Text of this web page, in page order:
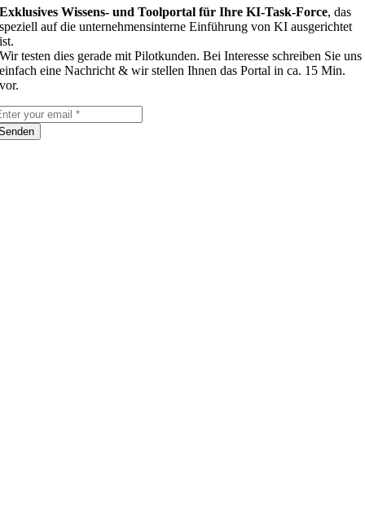
Exklusives Wissens- und Toolportal für Ihre KI-Task-Force, das
speziell auf die unternehmensinterne Einführung von KI ausgerichtet
ist.
Wir testen dies gerade mit Pilotkunden. Bei Interesse schreiben Sie uns
einfach eine Nachricht & wir stellen Ihnen das Portal in ca. 15 Min.
vor.